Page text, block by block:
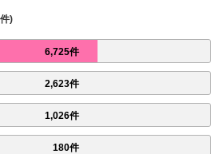
)
6,725件
2,623件
1,026件
180件